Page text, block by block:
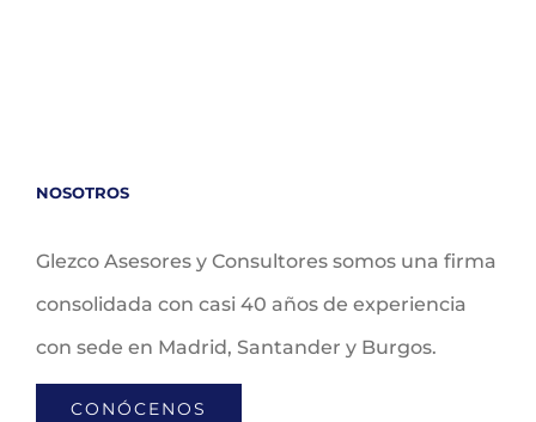
NOSOTROS
Glezco Asesores y Consultores somos una firma
consolidada con casi 40 años de experiencia
con sede en Madrid, Santander y Burgos.
CONÓCENOS